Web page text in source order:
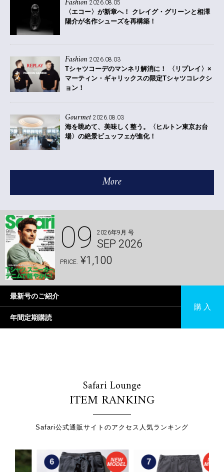
2026.08.05
〈エコー〉が新章へ！ クレイグ・グリーンと相澤
陽介が名作シューズを再構築！
Fashion 2026.08.03
Tシャツコーデのマンネリ解消に！ 〈リプレイ〉×
マーティン・ギャリックスの限定Tシャツコレクシ
ョン！
Gourmet 2026.08.03
海を眺めて、美味しく整う。〈ヒルトン東京お台
場〉の絶景ビュッフェが進化！
More
09 2026年9月 号
SEP 2026
PRICE. ¥1,100
最新号のご紹介
年間定期購読
購 入
Safari Lounge
ITEM RANKING
Safari公式通販サイトのアクセス人気ランキング
7